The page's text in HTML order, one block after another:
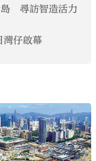
島 尋訪智造活力
灣仔啟幕